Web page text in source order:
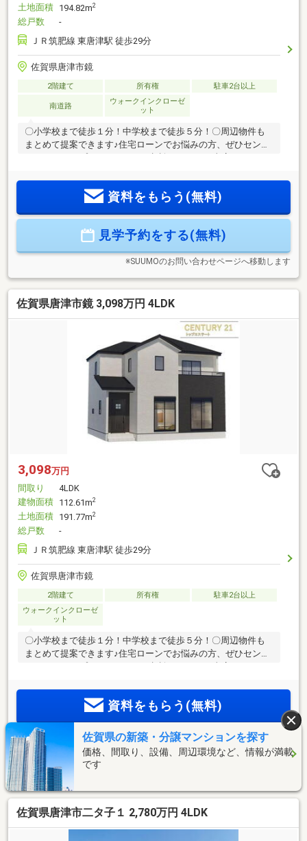
土地面積 194.82m2
総戸数
-
ＪＲ筑肥線 東唐津駅 徒歩29分
佐賀県唐津市鏡
2階建て 所有権 駐車2台以上
南道路
ウォークインクローゼ
ット
〇小学校まで徒歩１分！中学校まで徒歩５分！〇周辺物件も
まとめて提案できます♪住宅ローンでお悩みの方、ぜひセンチ
も、銀行との折衝で審査を通す】・【リフォーム費用を住宅
ローンに組込可能】という強みを持っております！お客様の
依頼・査定・随時承ります≪≪お客様のご希望に応じて仲
介、無料査定を致します！※詳細につきましては担当者にお問
資料をもらう(無料)
見学予約をする(無料)
※SUUMOのお問い合わせページへ移動します
佐賀県唐津市鏡 3,098万円 4LDK
3,098万円
間取り
4LDK
建物面積 112.61m2
土地面積 191.77m2
総戸数
-
ＪＲ筑肥線 東唐津駅 徒歩29分
佐賀県唐津市鏡
2階建て 所有権
駐車2台以上
ウォークインクローゼ
ット
〇小学校まで徒歩１分！中学校まで徒歩５分！〇周辺物件も
まとめて提案できます♪住宅ローンでお悩みの方、ぜひセンチ
ュリー21トップエステートにご相談ください！当店では、・
も、銀行との折衝で審査を通す】・【リフォーム費用を住宅
ローンに組込可能】という強みを持っております！お客様の
ただきますので、まずはお話をお聞かせください。≫≫売却
依頼・査定・随時承ります≪≪お客様のご希望に応じて仲
介、無料査定を致します！※詳細につきましては担当者にお問
い合わせください。
資料をもらう(無料)
見学予約をする(無料)
佐賀県唐津市二タ子１ 2,780万円 4LDK
佐賀県の新築・分譲マンションを探す
価格、間取り、設備、周辺環境など、情報が満載
です